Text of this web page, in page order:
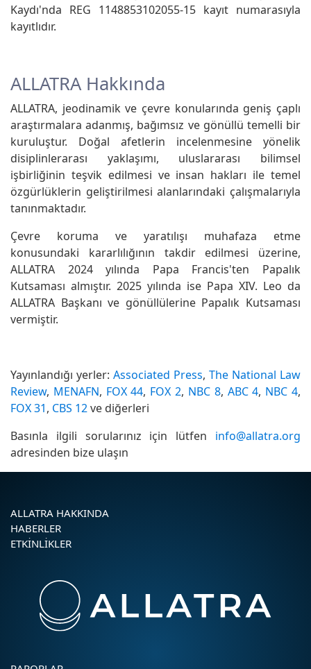
Kaydı'nda REG 1148853102055-15 kayıt numarasıyla
kayıtlıdır.
ALLATRA Hakkında
ALLATRA, jeodinamik ve çevre konularında geniş çaplı
araştırmalara adanmış, bağımsız ve gönüllü temelli bir
kuruluştur. Doğal afetlerin incelenmesine yönelik
disiplinlerarası yaklaşımı, uluslararası bilimsel
işbirliğinin teşvik edilmesi ve insan hakları ile temel
özgürlüklerin geliştirilmesi alanlarındaki çalışmalarıyla
tanınmaktadır.
Çevre koruma ve yaratılışı muhafaza etme
konusundaki kararlılığının takdir edilmesi üzerine,
ALLATRA 2024 yılında Papa Francis'ten Papalık
Kutsaması almıştır. 2025 yılında ise Papa XIV. Leo da
ALLATRA Başkanı ve gönüllülerine Papalık Kutsaması
vermiştir.
Yayınlandığı yerler: Associated Press, The National Law
Review, MENAFN, FOX 44, FOX 2, NBC 8, ABC 4, NBC 4,
FOX 31, CBS 12ve diğerleri
Basınla ilgili sorularınız için lütfen info@allatra.org
adresinden bize ulaşın
ALLATRA HAKKINDA
HABERLER
ETKINLIKLER